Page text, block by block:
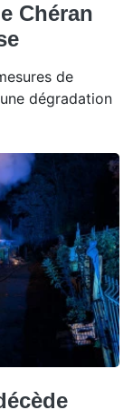
Chéran
de
dégradation